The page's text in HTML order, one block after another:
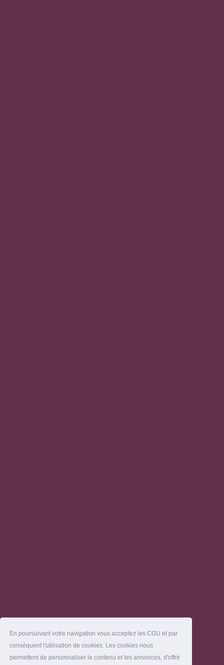
En poursuivant votre navigation vous acceptez les CGU et par
conséquent l'utilisation de cookies. Les cookies nous
permettent de personnaliser le contenu et les annonces, d'offrir